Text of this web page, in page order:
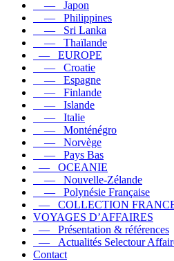
— Japon
— Philippines
— Sri Lanka
— Thaïlande
— EUROPE
— Croatie
— Espagne
— Finlande
— Islande
— Italie
— Monténégro
— Norvège
— Pays Bas
— OCEANIE
— Nouvelle-Zélande
— Polynésie Française
— COLLECTION
VOYAGES D’AFFAIRES
— Présentation & références
— Actualités Selectour
Contact